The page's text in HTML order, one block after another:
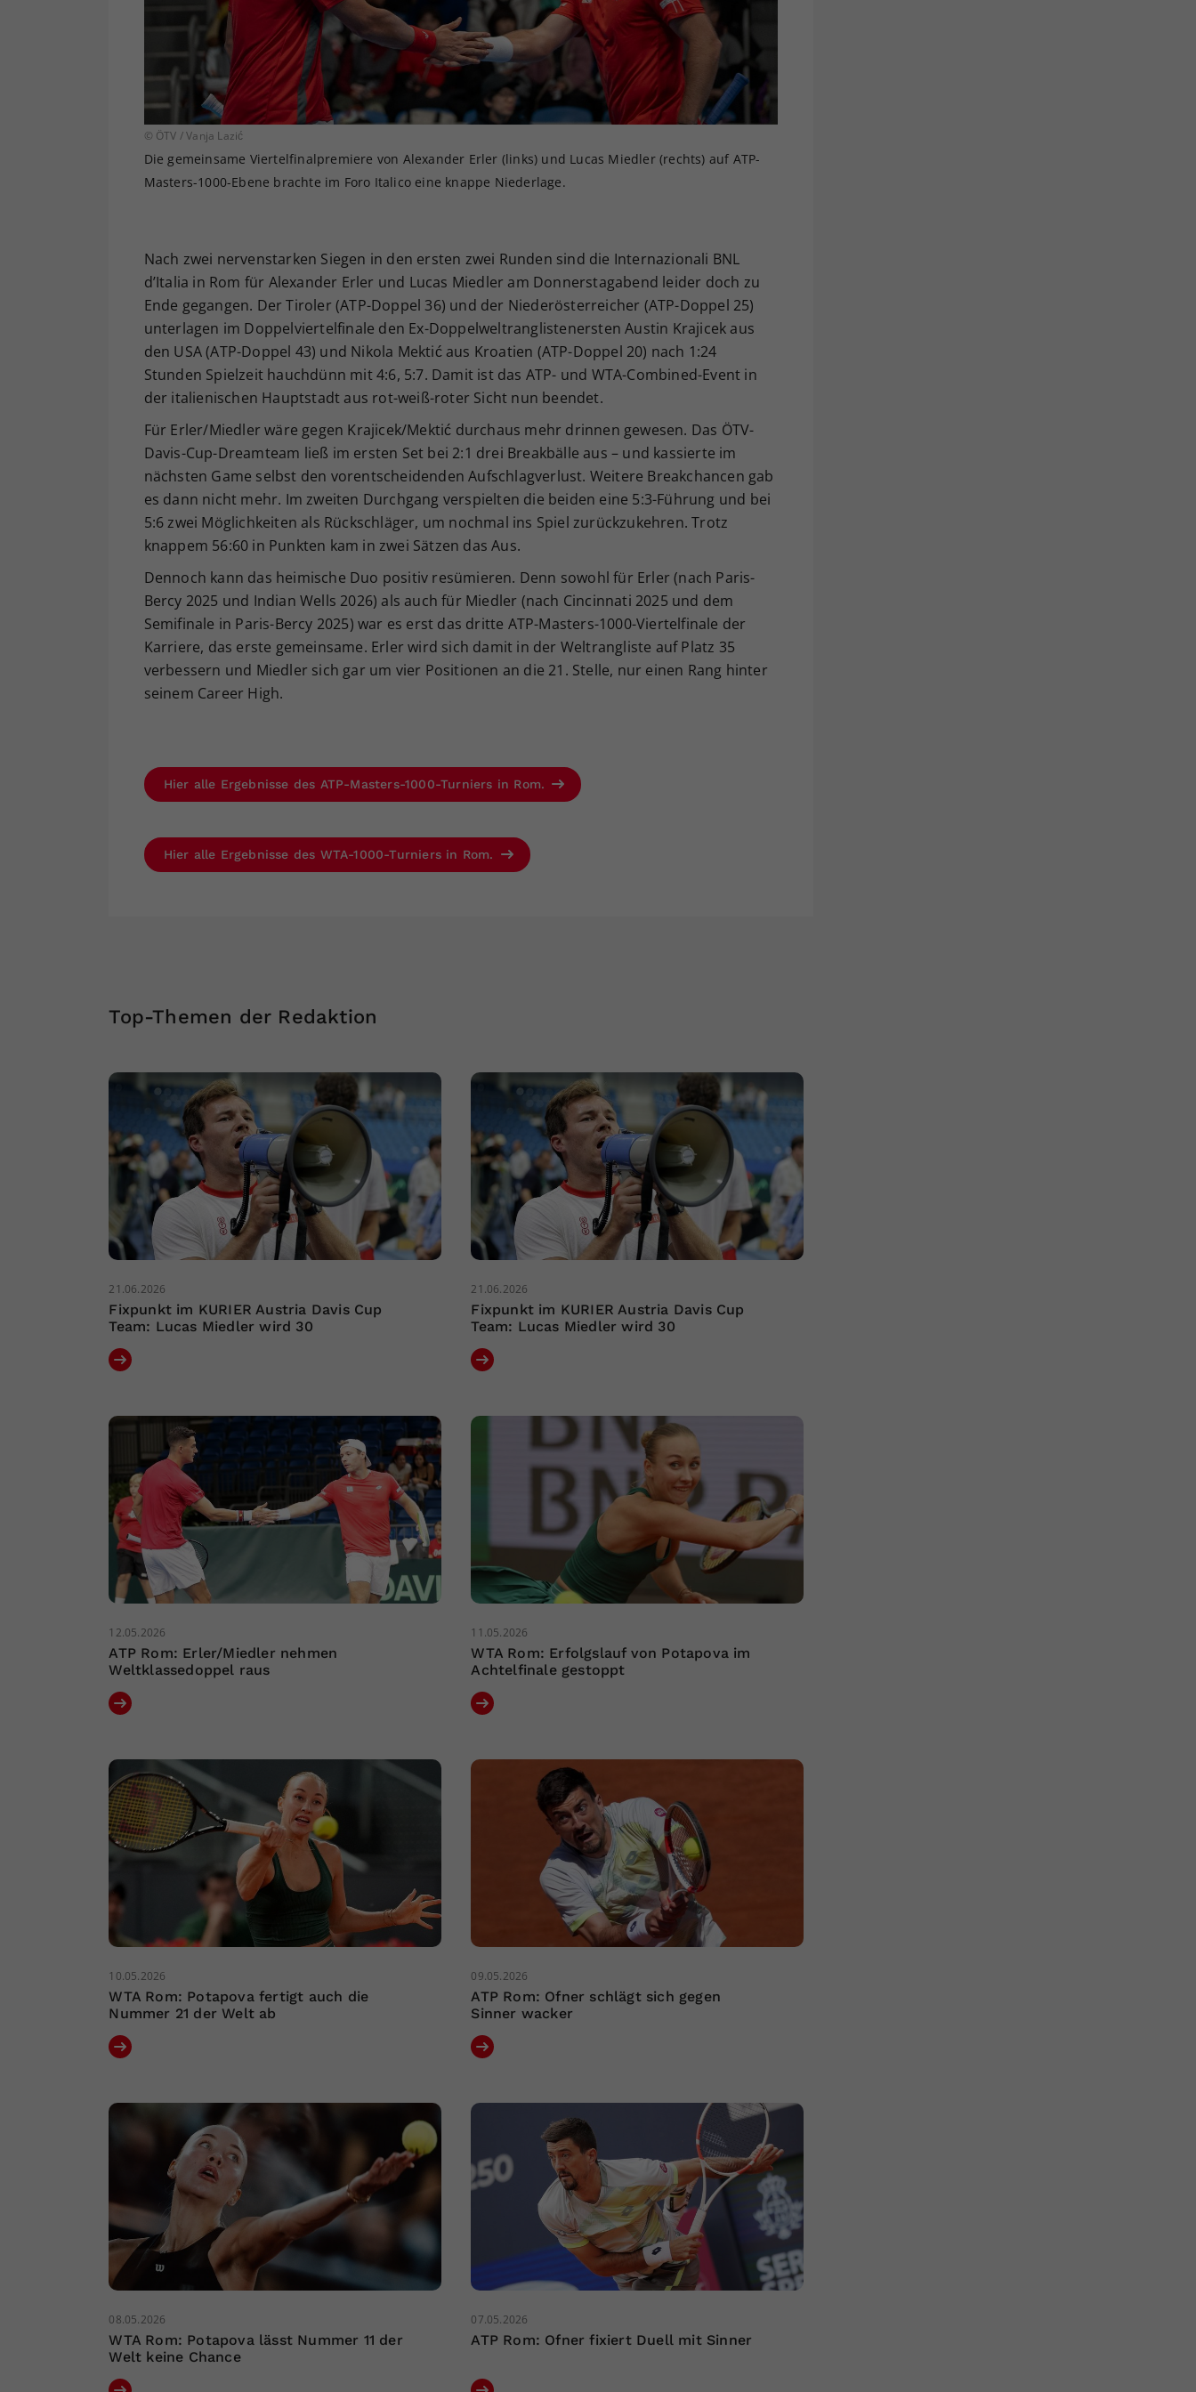
© ÖTV / Vanja Lazić
Die gemeinsame Viertelfinalpremiere von Alexander Erler (links) und Lucas Miedler (rechts) auf ATP-
Masters-1000-Ebene brachte im Foro Italico eine knappe Niederlage.
Nach zwei nervenstarken Siegen in den ersten zwei Runden sind die Internazionali BNL
d’Italia in Rom für Alexander Erler und Lucas Miedler am Donnerstagabend leider doch zu
Ende gegangen. Der Tiroler (ATP-Doppel 36) und der Niederösterreicher (ATP-Doppel 25)
unterlagen im Doppelviertelfinale den Ex-Doppelweltranglistenersten Austin Krajicek aus
den USA (ATP-Doppel 43) und Nikola Mektić aus Kroatien (ATP-Doppel 20) nach 1:24
Stunden Spielzeit hauchdünn mit 4:6, 5:7. Damit ist das ATP- und WTA-Combined-Event in
der italienischen Hauptstadt aus rot-weiß-roter Sicht nun beendet.
Für Erler/Miedler wäre gegen Krajicek/Mektić durchaus mehr drinnen gewesen. Das ÖTV-
Davis-Cup-Dreamteam ließ im ersten Set bei 2:1 drei Breakbälle aus – und kassierte im
nächsten Game selbst den vorentscheidenden Aufschlagverlust. Weitere Breakchancen gab
es dann nicht mehr. Im zweiten Durchgang verspielten die beiden eine 5:3-Führung und bei
5:6 zwei Möglichkeiten als Rückschläger, um nochmal ins Spiel zurückzukehren. Trotz
knappem 56:60 in Punkten kam in zwei Sätzen das Aus.
Dennoch kann das heimische Duo positiv resümieren. Denn sowohl für Erler (nach Paris-
Bercy 2025 und Indian Wells 2026) als auch für Miedler (nach Cincinnati 2025 und dem
Semifinale in Paris-Bercy 2025) war es erst das dritte ATP-Masters-1000-Viertelfinale der
Karriere, das erste gemeinsame. Erler wird sich damit in der Weltrangliste auf Platz 35
verbessern und Miedler sich gar um vier Positionen an die 21. Stelle, nur einen Rang hinter
seinem Career High.
Hier alle Ergebnisse des ATP-Masters-1000-Turniers in Rom.
Hier alle Ergebnisse des WTA-1000-Turniers in Rom.
Top-Themen der Redaktion
21.06.2026
Fixpunkt im KURIER Austria Davis Cup
Team: Lucas Miedler wird 30
21.06.2026
Fixpunkt im KURIER Austria Davis Cup
Team: Lucas Miedler wird 30
12.05.2026
ATP Rom: Erler/Miedler nehmen
Weltklassedoppel raus
11.05.2026
WTA Rom: Erfolgslauf von Potapova im
Achtelfinale gestoppt
10.05.2026
WTA Rom: Potapova fertigt auch die
Nummer 21 der Welt ab
09.05.2026
ATP Rom: Ofner schlägt sich gegen
Sinner wacker
08.05.2026
WTA Rom: Potapova lässt Nummer 11 der
Welt keine Chance
07.05.2026
ATP Rom: Ofner fixiert Duell mit Sinner
Ihrer vorgenommen Einstellungen, falls der
Webseiten-Betreiber dies eingestellt hat.